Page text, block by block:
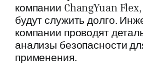
компании ChangYuan
будут служить долго.
компании проводят
анализы безопасности
применения.